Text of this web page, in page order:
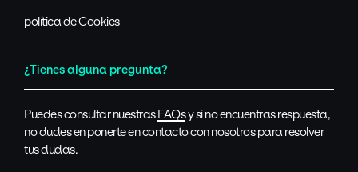
política de Cookies
¿Tienes alguna pregunta?
Puedes consultar nuestrasFAQsy si no encuentras respuesta,
no dudes en ponerte en contacto con nosotros para resolver
tus dudas.